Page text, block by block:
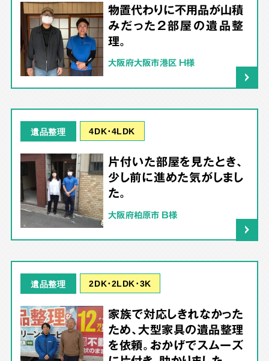
物置代わりに不用品が山積
みだった2部屋の遺品整
理。
大阪府大阪市港区 H様
遺品整理 4DK･4LDK
片付いた部屋を見たとき、
少し前に進めた気がしまし
た。
大阪府柏原市 B様
遺品整理 2DK･2LDK･3K
家族で対応しきれなかった
ため、大型家具の遺品整理
を依頼。おかげでスムーズ